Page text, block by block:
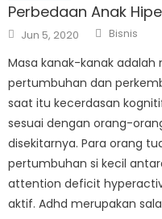
Perbedaan Anak
Posted
on
Jun 5, 2020 Author
Bisnis
Masa kanak-kanak
pertumbuhan dan
saat itu kecerdasan
sesuai dengan orang-
disekitarnya. Para orang
pertumbuhan si kecil
attention deficit
aktif. Adhd merupakan